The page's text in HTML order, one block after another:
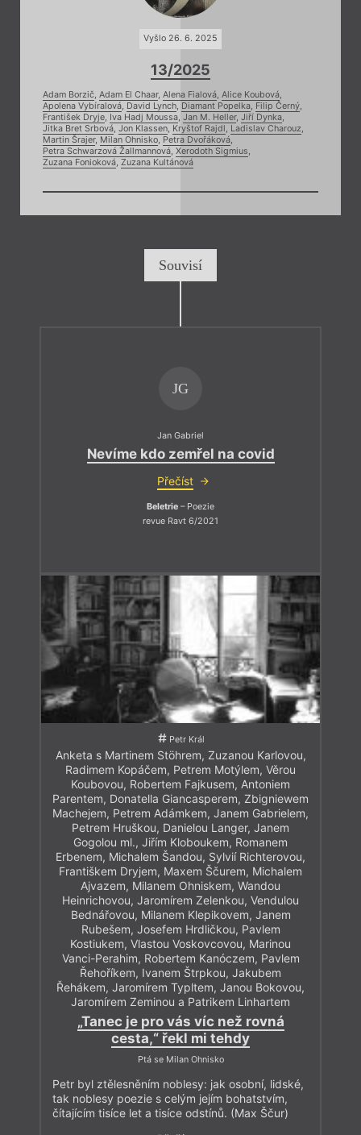
Vyšlo 26. 6. 2025
13/2025
Adam Borzič, Adam El Chaar, Alena Fialová, Alice Koubová,
Apolena Vybíralová, David Lynch, Diamant Popelka, Filip Černý,
František Dryje, Iva Hadj Moussa, Jan M. Heller, Jiří Dynka,
Jitka Bret Srbová, Jon Klassen, Kryštof Rajdl, Ladislav Charouz,
Martin Šrajer, Milan Ohnisko, Petra Dvořáková,
Petra Schwarzová Žallmannová, Xerodoth Sigmius,
Zuzana Fonioková, Zuzana Kultánová
Souvisí
JG
Jan Gabriel
Nevíme kdo zemřel na covid
Přečíst
Beletrie – Poezie
revue Ravt 6/2021
Petr Král
Anketa s Martinem Stöhrem, Zuzanou Karlovou,
Radimem Kopáčem, Petrem Motýlem, Věrou
Koubovou, Robertem Fajkusem, Antoniem
Parentem, Donatella Giancasperem, Zbigniewem
Machejem, Petrem Adámkem, Janem Gabrielem,
Petrem Hruškou, Danielou Langer, Janem
Gogolou ml., Jiřím Kloboukem, Romanem
Erbenem, Michalem Šandou, Sylvií Richterovou,
Františkem Dryjem, Maxem Ščurem, Michalem
Ajvazem, Milanem Ohniskem, Wandou
Heinrichovou, Jaromírem Zelenkou, Vendulou
Bednářovou, Milanem Klepikovem, Janem
Rubešem, Josefem Hrdličkou, Pavlem
Kostiukem, Vlastou Voskovcovou, Marinou
Vanci-Perahim, Robertem Kanóczem, Pavlem
Řehoříkem, Ivanem Štrpkou, Jakubem
Řehákem, Jaromírem Typltem, Janou Bokovou,
Jaromírem Zeminou a Patrikem Linhartem
„Tanec je pro vás víc než rovná
cesta,“ řekl mi tehdy
Ptá se Milan Ohnisko
Petr byl ztělesněním noblesy: jak osobní, lidské,
tak noblesy poezie s celým jejím bohatstvím,
čítajícím tisíce let a tisíce odstínů. (Max Ščur)